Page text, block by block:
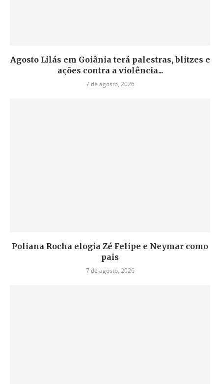
Agosto Lilás em Goiânia terá palestras, blitzes e
ações contra a violência...
7 de agosto, 2026
Poliana Rocha elogia Zé Felipe e Neymar como
pais
7 de agosto, 2026